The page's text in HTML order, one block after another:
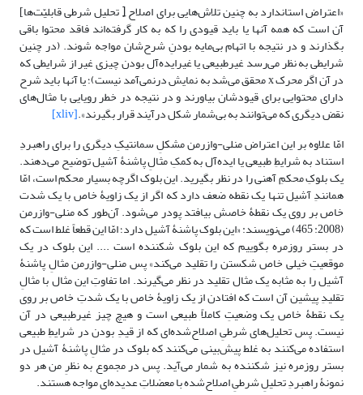
«اعتراض استاندارد به چنین تلاش‌هایی برای اصلاح [ِ تحلیل شرطی قابلیّت‌ها]
آن است که همه آنها یا باید قیودی را که به کار گرفته‌اند فاقد محتوا باقی
بگذارند و در نتیجه با اتهام بی‌مایه بودنِ شرح‌شان مواجه شوند. (در چنین
شرایطی به نظر می‌رسد غیرطبیعی یا غیرایده‌آل بودن چیزی غیر از شرایطی که
در آن اگر محرک x محقق می‌شد به نمایش درنمی‌آمد نیست)؛ یا آنها باید شرح
دارای محتوایی برای قیودشان بیاورند و در نتیجه در خطر رویایی با مثال‌های
نقض دیگری که می‌توانند به بی‌شمار شکل درآیند قرار بگیرند».[xliv]
امّا علاوه بر این اعتراض منلی-وازرمن مشکلِ سمانتیکِ دیگری را برای راهبردِ
استناد به شرایطِ طبیعی یا ایده‌آل به کمکِ مثالِ پاشنۀ آشیل توضیح می‌دهند.
یک بلوکِ محکمِ آهنی را در نظر بگیرید. این بلوک اگرچه بسیار محکم است، امّا
همانندِ آشیل تنها یک نقطه ضعف دارد که اگر از یک زاویۀ خاص با یک شدت
خاص بر روی یک نقطۀ خاصش بیافتد پودر می‌شود. آن‌طور که منلی-وازرمن
(2008: 465) می‌نویسند: «این بلوک پاشنۀ آشیل دارد؛ امّا این قطعاً غلط است که
در بستر روزمره بگوییم که این بلوک شکننده است .... این بلوک در یک
موقعیتِ خیلی خاص شکستن را تقلید می‌کند» پس منلی-وازرمن مثالِ پاشنۀ
آشیل را به مثابه یک مثال تقلید در نظر می‌گیرند. اما تفاوتِ این مثال با مثالِ
تقلیدِ پیشین آن است که افتادن از یک زاویۀ خاص با یک شدتِ خاص بر روی
یک نقطۀ خاص یک وضعیتِ کاملاً طبیعی است و هیچ چیز غیرطبیعی در آن
نیست. پس تحلیل‌های شرطیِ اصلاح‌شده‌ای که از قیدِ بودن در شرایطِ طبیعی
استفاده می‌کنند به غلط پیش‌بینی می‌کنند که بلوک در مثالِ پاشنۀ آشیل در
بستر روزمره نیز شکننده به شمار می‌آید. پس در مجموع به نظرِ من هر دو
نمونۀ راهبردِ تحلیلِ شرطیِ اصلاح‌شده با معضلاتِ عدیده‌ای مواجه هستند.